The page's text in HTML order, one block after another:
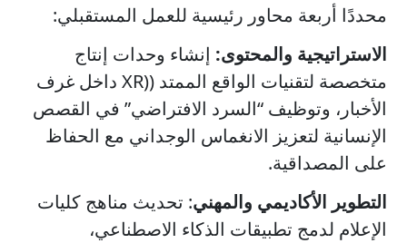
محددًا أربعة محاور رئيسية للعمل المستقبلي:
الاستراتيجية والمحتوى: إنشاء وحدات إنتاج
متخصصة لتقنيات الواقع الممتد ((XR داخل غرف
الأخبار، وتوظيف “السرد الافتراضي” في القصص
الإنسانية لتعزيز الانغماس الوجداني مع الحفاظ
على المصداقية.
التطوير الأكاديمي والمهني: تحديث مناهج كليات
الإعلام لدمج تطبيقات الذكاء الاصطناعي،